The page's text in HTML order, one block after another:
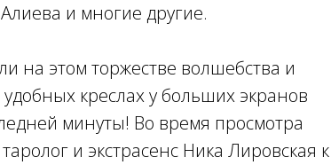
и многие другие.
на этом торжестве волшебства и
креслах у больших экранов
минуты! Во время просмотра
и экстрасенс Ника Лировская к